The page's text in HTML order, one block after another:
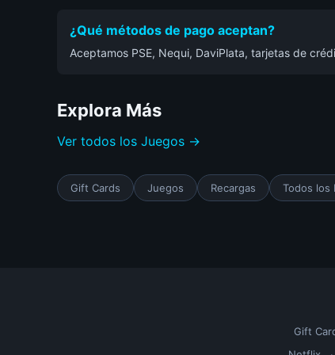
¿Qué métodos de pago aceptan?
Aceptamos PSE, Nequi, DaviPlata, tarjetas de
Explora Más
Ver todos los Juegos →
Gift Cards Juegos Recargas Todos los
Gift